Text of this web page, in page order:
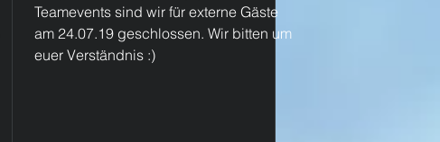
Teamevents sind wir für externe Gäste
am 24.07.19 geschlossen. Wir bitten um
euer Verständnis :)